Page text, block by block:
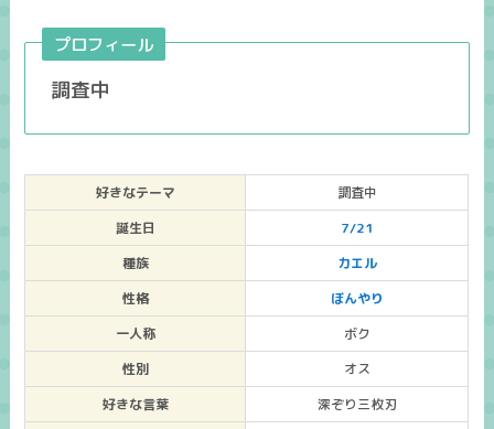
プロフィール
調査中
好きなテーマ
調査中
誕生日
7/21
種族
カエル
性格
ぼんやり
一人称
ボク
性別
オス
好きな言葉
深ぞり三枚刃